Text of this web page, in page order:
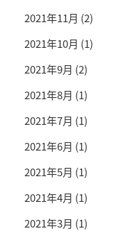
2021年11月 (2)
2021年10月 (1)
2021年9月 (2)
2021年8月 (1)
2021年7月 (1)
2021年6月 (1)
2021年5月 (1)
2021年4月 (1)
2021年3月 (1)